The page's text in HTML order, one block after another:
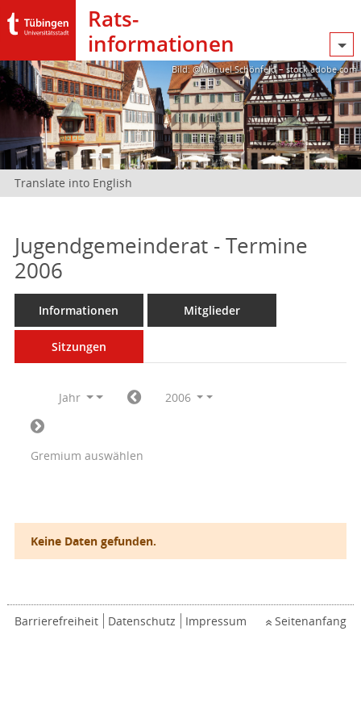
Rats­
informationen
Bild: @Manuel Schönfeld – stock.adobe.com
Translate into English
Jugendgemeinderat - Termine
2006
Informationen Mitglieder
Sitzungen
Jahr 2006
Gremium auswählen
Keine Daten gefunden.
Barrierefreiheit Datenschutz Impressum Seitenanfang